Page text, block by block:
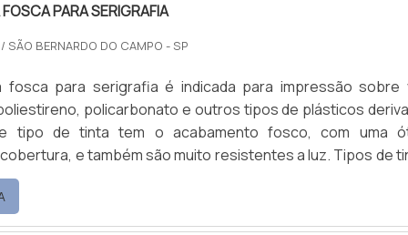
PARA SERIGRAFIA
SÃO BERNARDO DO CAMPO - SP
fosca para serigrafia é indicada para impressão sobre
policarbonato e outros tipos de plásticos
tipo de tinta tem o acabamento fosco, com uma
e também são muito resistentes a luz. Tipos de
luminosa fosca; Entre outras. As tintas devem
local livre de exposição ao sol e .